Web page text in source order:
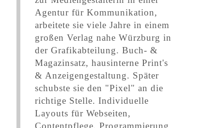
Agentur für Kommunikation,
arbeitete sie viele Jahre in einem
großen Verlag nahe Würzburg in
der Grafikabteilung. Buch- &
Magazinsatz, hausinterne Print's
& Anzeigengestaltung. Später
schubste sie den "Pixel" an die
richtige Stelle. Individuelle
Layouts für Webseiten,